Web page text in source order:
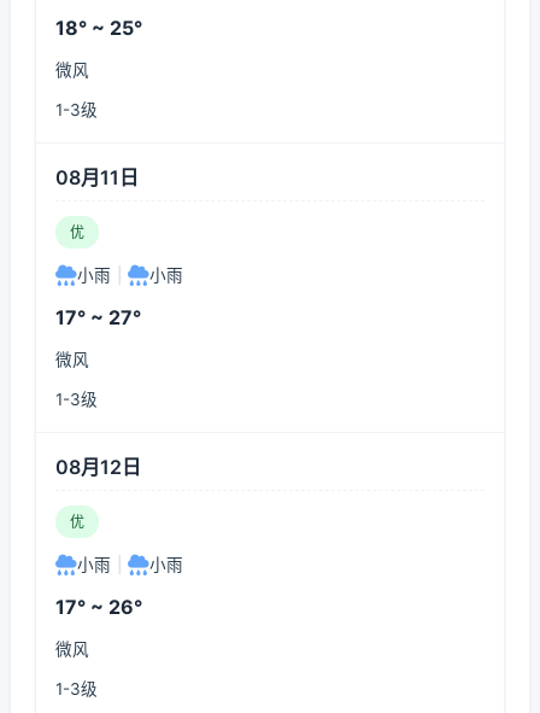
18° ~ 25°
微风
1-3级
08月11日
优
小雨 小雨
17° ~ 27°
微风
1-3级
08月12日
优
小雨 小雨
17° ~ 26°
微风
1-3级